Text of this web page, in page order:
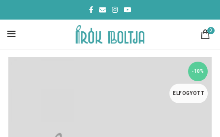
0
-10%
ELFOGYOTT